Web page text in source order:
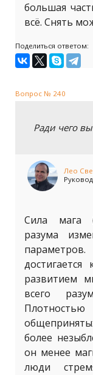
большая
всё. Снять
Поделиться ответом:
Вопрос № 240
Ради чего
Лео
Сила мага
разума
развитием
всего
более
он менее
люди